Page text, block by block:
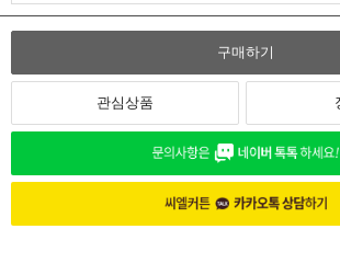
구매하기
관심상품